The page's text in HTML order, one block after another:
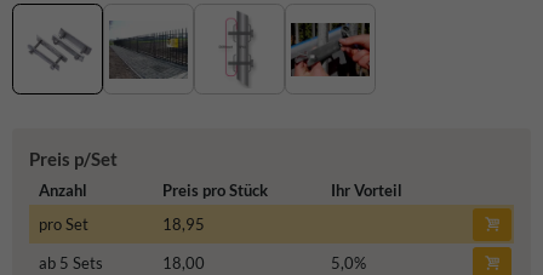
Preis p/Set
Anzahl Preis pro Stück
Ihr Vorteil
pro Set
18,95
ab 5 Sets
18,00 5,0%